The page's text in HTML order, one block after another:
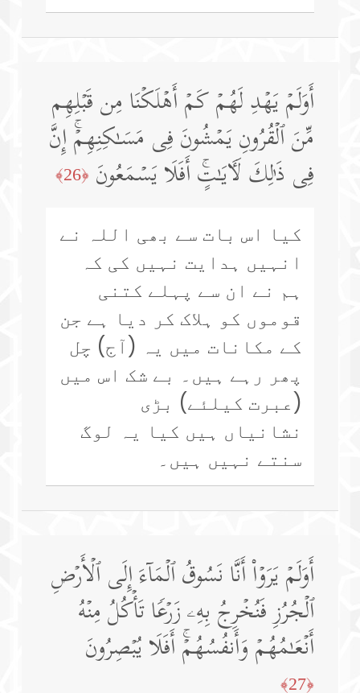
أَوَلَمۡ یَهۡدِ لَهُمۡ كَمۡ أَهۡلَكۡنَا مِن قَبۡلِهِم
مِّنَ ٱلۡقُرُونِ یَمۡشُونَ فِی مَسَـٰكِنِهِمۡۚ إِنَّ
فِی ذَ ٰ⁠لِكَ لَـَٔایَـٰتٍۚ أَفَلَا یَسۡمَعُونَ ﴿26﴾
کیا اس بات سے بھی اللہ نے
انہیں ہدایت نہیں کی کہ
ہم نے ان سے پہلے کتنی
قوموں کو ہلاک کر دیا ہے جن
کے مکانات میں یہ (آج) چل
پھر رہے ہیں۔ بے شک اس میں
(عبرت کیلئے) بڑی
نشانیاں ہیں کیا یہ لوگ
سنتے نہیں ہیں۔
أَوَلَمۡ یَرَوۡا۟ أَنَّا نَسُوقُ ٱلۡمَاۤءَ إِلَى ٱلۡأَرۡضِ
ٱلۡجُرُزِ فَنُخۡرِجُ بِهِۦ زَرۡعࣰا تَأۡكُلُ مِنۡهُ
أَنۡعَـٰمُهُمۡ وَأَنفُسُهُمۡۚ أَفَلَا یُبۡصِرُونَ
﴿27﴾